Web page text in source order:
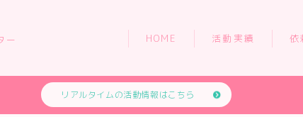
ー HOME 活動実績 依
リアルタイムの活動情報はこちら